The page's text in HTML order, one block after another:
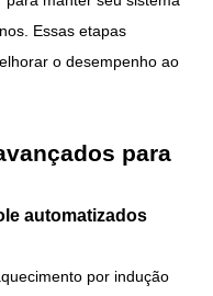
Essas etapas
o desempenho ao
para
automatizados
por indução